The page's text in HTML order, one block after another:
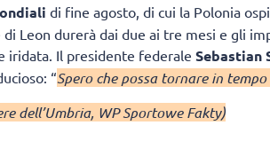
di fine agosto, di cui la Polonia
Leon durerà dai due ai tre mesi e gli
iridata. Il presidente federale Sebastian
“Spero che possa tornare in
dell’Umbria, WP Sportowe Fakty)